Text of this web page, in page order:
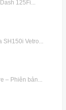
125Fi...
Vetro...
– Phiên bản...